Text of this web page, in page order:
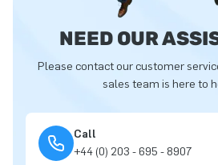
NEED OUR
Please contact our customer
sales team is here to
Call
+44 (0) 203 - 695 - 8907